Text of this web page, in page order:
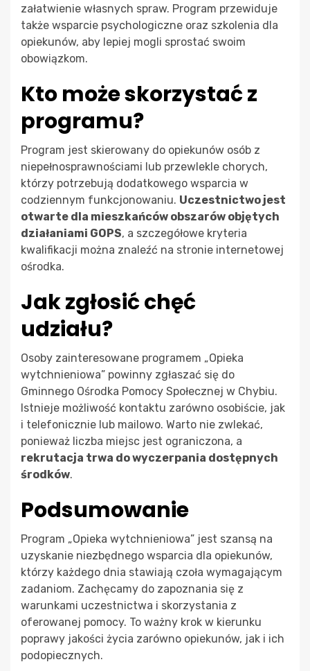
załatwienie własnych spraw. Program przewiduje
także wsparcie psychologiczne oraz szkolenia dla
opiekunów, aby lepiej mogli sprostać swoim
obowiązkom.
Kto może skorzystać z
programu?
Program jest skierowany do opiekunów osób z
niepełnosprawnościami lub przewlekle chorych,
którzy potrzebują dodatkowego wsparcia w
codziennym funkcjonowaniu. Uczestnictwo jest
otwarte dla mieszkańców obszarów objętych
działaniami GOPS, a szczegółowe kryteria
kwalifikacji można znaleźć na stronie internetowej
ośrodka.
Jak zgłosić chęć
udziału?
Osoby zainteresowane programem „Opieka
wytchnieniowa” powinny zgłaszać się do
Gminnego Ośrodka Pomocy Społecznej w Chybiu.
Istnieje możliwość kontaktu zarówno osobiście, jak
i telefonicznie lub mailowo. Warto nie zwlekać,
ponieważ liczba miejsc jest ograniczona, a
rekrutacja trwa do wyczerpania dostępnych
środków.
Podsumowanie
Program „Opieka wytchnieniowa” jest szansą na
uzyskanie niezbędnego wsparcia dla opiekunów,
którzy każdego dnia stawiają czoła wymagającym
zadaniom. Zachęcamy do zapoznania się z
warunkami uczestnictwa i skorzystania z
oferowanej pomocy. To ważny krok w kierunku
poprawy jakości życia zarówno opiekunów, jak i ich
podopiecznych.